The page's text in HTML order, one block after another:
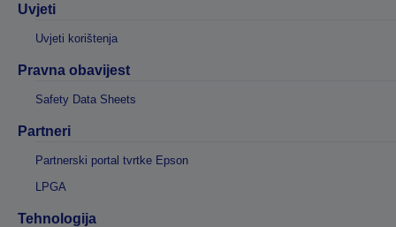
Uvjeti
Uvjeti korištenja
Pravna obavijest
Safety Data Sheets
Partneri
Partnerski portal tvrtke Epson
LPGA
Tehnologija